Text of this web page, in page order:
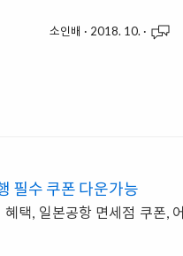
소인배 · 2018. 10. ·
필수 쿠폰 다운가능
택, 일본공항 면세점 쿠폰,